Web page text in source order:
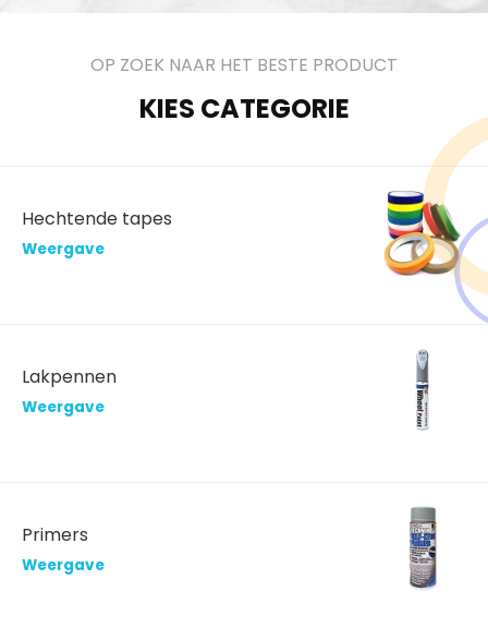
OP ZOEK NAAR HET BESTE PRODUCT
KIES CATEGORIE
Hechtende tapes
Weergave
Lakpennen
Weergave
Primers
Weergave